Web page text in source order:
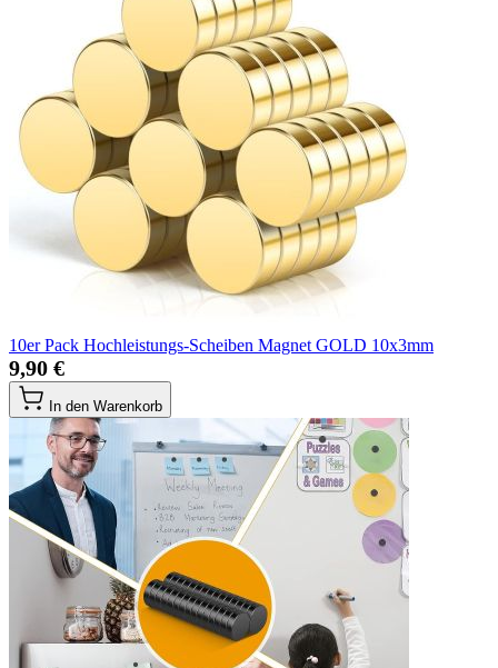
10er Pack Hochleistungs-Scheiben Magnet GOLD 10x3mm
9,90 €
In den Warenkorb